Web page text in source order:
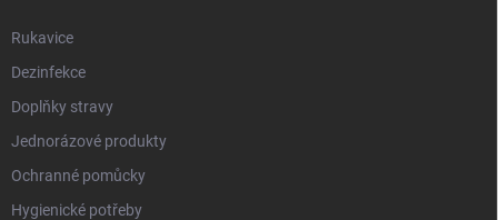
Rukavice
Dezinfekce
Doplňky stravy
Jednorázové produkty
Ochranné pomůcky
Hygienické potřeby